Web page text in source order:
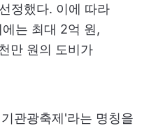
정했다. 이에 따라
는 최대 2억 원,
만 원의 도비가
관광축제'라는 명칭을